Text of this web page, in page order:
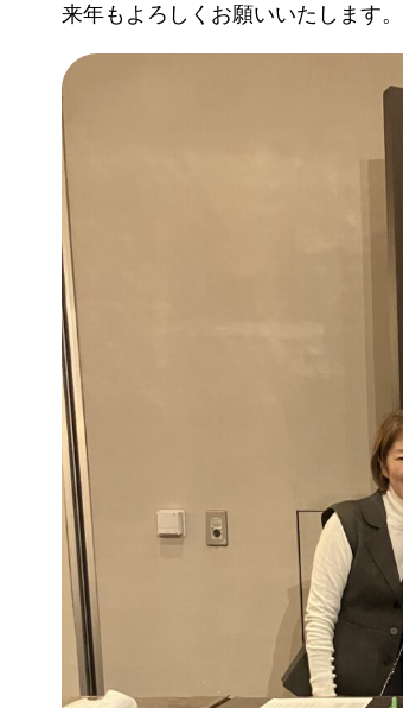
来年もよろしくお願いいたします。